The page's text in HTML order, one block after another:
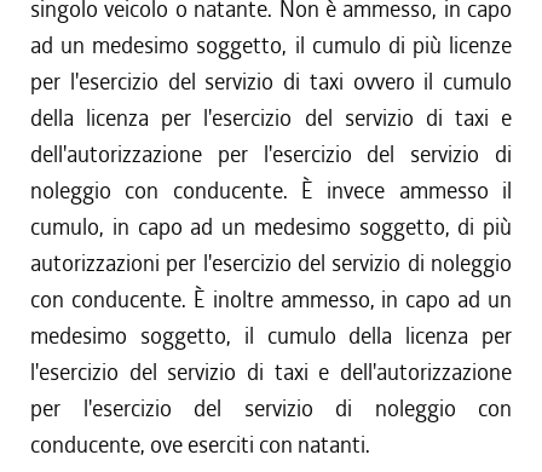
singolo veicolo o natante. Non è ammesso, in capo
ad un medesimo soggetto, il cumulo di più licenze
per l'esercizio del servizio di taxi ovvero il cumulo
della licenza per l'esercizio del servizio di taxi e
dell'autorizzazione per l'esercizio del servizio di
noleggio con conducente. È invece ammesso il
cumulo, in capo ad un medesimo soggetto, di più
autorizzazioni per l'esercizio del servizio di noleggio
con conducente. È inoltre ammesso, in capo ad un
medesimo soggetto, il cumulo della licenza per
l'esercizio del servizio di taxi e dell'autorizzazione
per l'esercizio del servizio di noleggio con
conducente, ove eserciti con natanti.